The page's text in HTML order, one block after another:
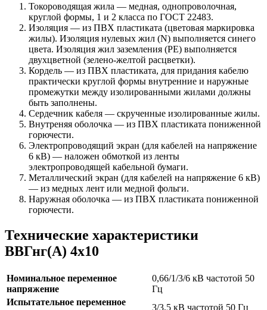
Токороводящая жила — медная, однопроволочная,
круглой формы, 1 и 2 класса по ГОСТ 22483.
Изоляция — из ПВХ пластиката (цветовая маркировка
жилы). Изоляция нулевых жил (N) выполняется синего
цвета. Изоляция жил заземления (PE) выполняется
двухцветной (зелено-желтой расцветки).
Кордель — из ПВХ пластиката, для придания кабелю
практически круглой формы внутренние и наружные
промежутки между изолированными жилами должны
быть заполнены.
Сердечник кабеля — скрученные изолированные жилы.
Внутреняя оболочка — из ПВХ пластиката пониженной
горючести.
Электропроводящий экран (для кабелей на напряжение
6 кВ) — наложен обмоткой из ленты
электропроводящей кабельной бумаги.
Металлический экран (для кабелей на напряжение 6 кВ)
— из медных лент или медной фольги.
Наружная оболочка — из ПВХ пластиката пониженной
горючести.
Технические характеристики
ВВГнг(А) 4х10
Номинальное переменное
напряжение
0,66/1/3/6 кВ частотой 50
Гц
Испытательное переменное
3/3,5 кВ частотой 50 Гц